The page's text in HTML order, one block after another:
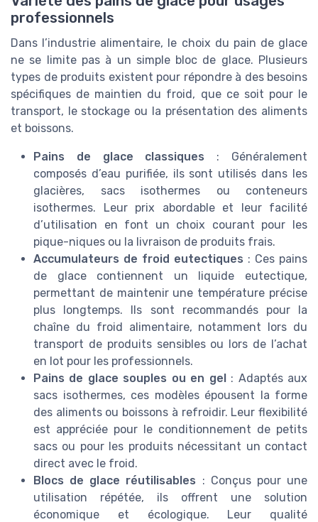
professionnels
Dans l’industrie alimentaire, le choix du pain de glace
ne se limite pas à un simple bloc de glace. Plusieurs
types de produits existent pour répondre à des besoins
spécifiques de maintien du froid, que ce soit pour le
transport, le stockage ou la présentation des aliments
et boissons.
Pains de glace classiques : Généralement
composés d’eau purifiée, ils sont utilisés dans les
glacières, sacs isothermes ou conteneurs
isothermes. Leur prix abordable et leur facilité
d’utilisation en font un choix courant pour les
pique-niques ou la livraison de produits frais.
Accumulateurs de froid eutectiques : Ces pains
de glace contiennent un liquide eutectique,
permettant de maintenir une température précise
plus longtemps. Ils sont recommandés pour la
chaîne du froid alimentaire, notamment lors du
transport de produits sensibles ou lors de l’achat
en lot pour les professionnels.
Pains de glace souples ou en gel: Adaptés aux
sacs isothermes, ces modèles épousent la forme
des aliments ou boissons à refroidir. Leur flexibilité
est appréciée pour le conditionnement de petits
sacs ou pour les produits nécessitant un contact
direct avec le froid.
Blocs de glace réutilisables : Conçus pour une
utilisation répétée, ils offrent une solution
économique et écologique. Leur qualité